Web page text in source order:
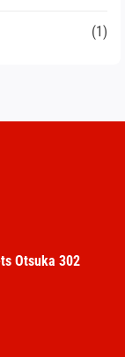
(1)
Otsuka 302